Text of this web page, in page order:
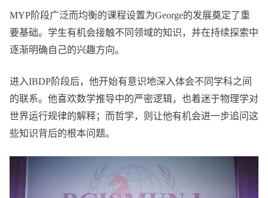
MYP阶段广泛而均衡的课程设置为George的发展奠定了重
要基础。学生有机会接触不同领域的知识，并在持续探索中
逐渐明确自己的兴趣方向。
进入IBDP阶段后，他开始有意识地深入体会不同学科之间
的联系。他喜欢数学推导中的严密逻辑，也着迷于物理学对
世界运行规律的解释；而哲学，则让他有机会进一步追问这
些知识背后的根本问题。